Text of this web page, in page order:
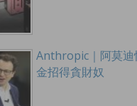
Anthropic｜阿莫迪
金招得貪財奴